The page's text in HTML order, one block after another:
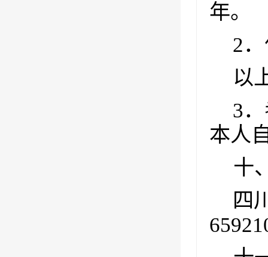
年。
2
以
3
本人
十
四